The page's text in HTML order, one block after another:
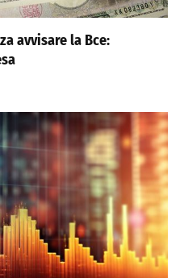
avvisare la Bce: